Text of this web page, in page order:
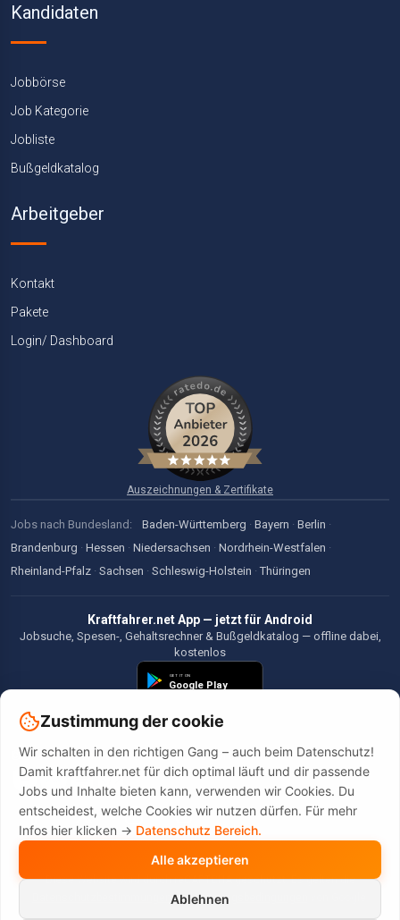
Kandidaten
Jobbörse
Job Kategorie
Jobliste
Bußgeldkatalog
Arbeitgeber
Kontakt
Pakete
Login/ Dashboard
Auszeichnungen & Zertifikate
Jobs nach Bundesland: Baden-Württemberg · Bayern · Berlin ·
Brandenburg · Hessen · Niedersachsen · Nordrhein-Westfalen ·
Rheinland-Pfalz · Sachsen · Schleswig-Holstein · Thüringen
Kraftfahrer.net App — jetzt für Android
Jobsuche, Spesen-, Gehaltsrechner & Bußgeldkatalog — offline dabei,
kostenlos
©2026 Kraftfahrer.net. Alle Rechte vorbehalten.
Diese Website wird durch reCAPTCHA geschützt. Es gelten die
undNutzungsbedingungen
Zustimmung der cookie
Wir schalten in den richtigen Gang – auch beim Datenschutz!
Damit kraftfahrer.net für dich optimal läuft und dir passende
Jobs und Inhalte bieten kann, verwenden wir Cookies. Du
entscheidest, welche Cookies wir nutzen dürfen. Für mehr
Infos hier klicken -> Datenschutz Bereich.
Alle akzeptieren
Ablehnen